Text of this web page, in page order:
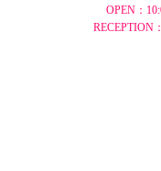
OPEN：
RECEPTION